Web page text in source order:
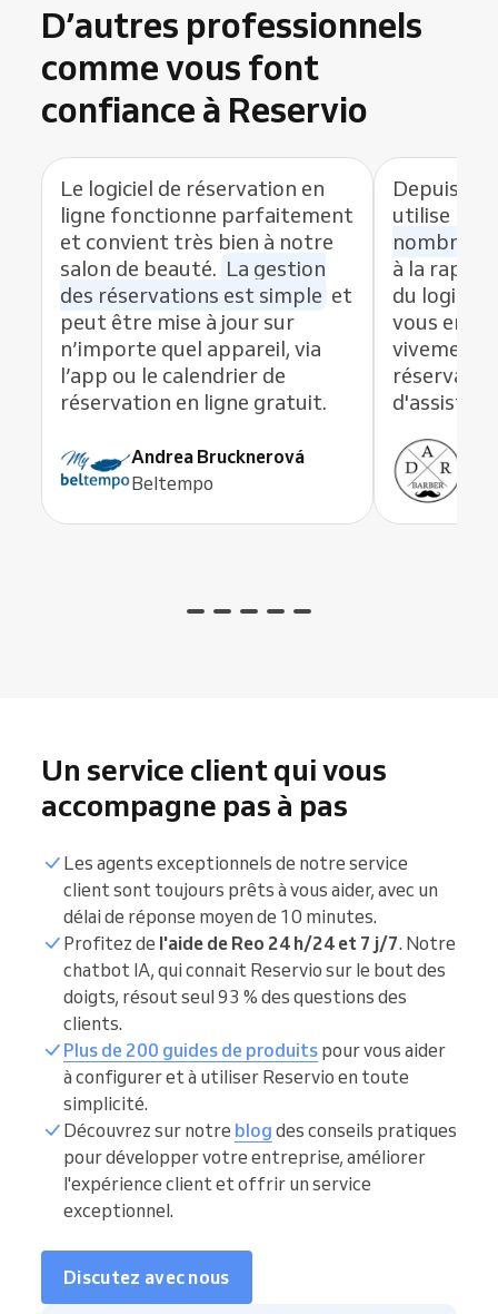
D’autres professionnels
comme vous font
confiance à Reservio
Le logiciel de réservation en
ligne fonctionne parfaitement
et convient très bien à notre
salon de beauté. La gestion
des réservations est simple et
peut être mise à jour sur
n’importe quel appareil, via
l’app ou le calendrier de
réservation en ligne gratuit.
Andrea Brucknerová
Beltempo
Depuis
utilise
nombre
à la
du logiciel
vous en
vivement
Un service client qui vous
accompagne pas à pas
Les agents exceptionnels de notre service
client sont toujours prêts à vous aider, avec un
délai de réponse moyen de 10 minutes.
Profitez de l'aide de Reo 24 h/24 et 7 j/7. Notre
chatbot IA, qui connait Reservio sur le bout des
doigts, résout seul 93 % des questions des
clients.
Plus de 200 guides de produits pour vous aider
à configurer et à utiliser Reservio en toute
simplicité.
Découvrez sur notre blog des conseils pratiques
pour développer votre entreprise, améliorer
l'expérience client et offrir un service
exceptionnel.
Discutez avec nous